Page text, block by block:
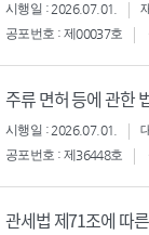
시행일 : 2026.07.01.
공포번호 : 제00037호
주류 면허 등에 관한
시행일 : 2026.07.01.
공포번호 : 제36448호
관세법 제71조에 따